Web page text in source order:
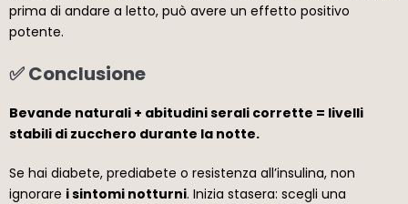
prima di andare a letto, può avere un effetto positivo
potente.
✅ Conclusione
Bevande naturali + abitudini serali corrette = livelli
stabili di zucchero durante la notte.
Se hai diabete, prediabete o resistenza all’insulina, non
ignorare i sintomi notturni. Inizia stasera: scegli una